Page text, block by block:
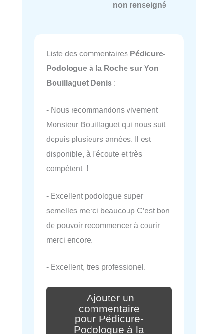
non renseigné
Liste des commentaires Pédicure-
Podologue à la Roche sur Yon
Bouillaguet Denis :
- Nous recommandons vivement
Monsieur Bouillaguet qui nous suit
depuis plusieurs années. Il est
disponible, à l'écoute et très
compétent !
- Excellent podologue super
semelles merci beaucoup C’est bon
de pouvoir recommencer à courir
merci encore.
- Excellent, tres professionel.
Ajouter un
commentaire
pour Pédicure-
Podologue à la